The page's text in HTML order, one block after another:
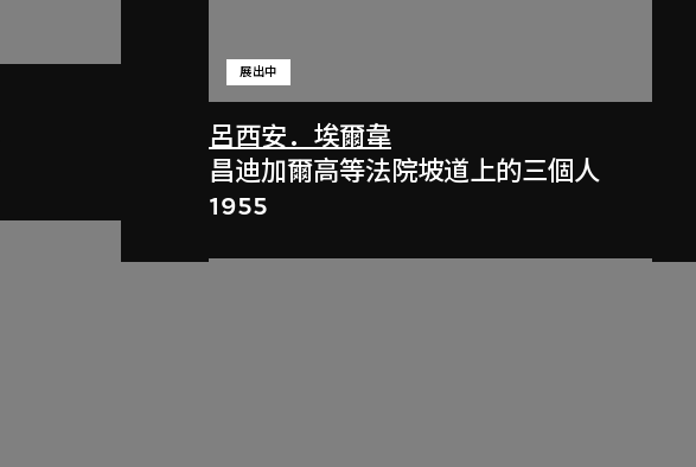
呂西安．埃爾韋
展出中
昌迪加爾高等法院坡道上的三個人
1955